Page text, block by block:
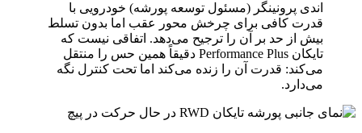
اندی پرونینگر (مسئول توسعه پورشه) خودرویی با
قدرت کافی برای چرخش محور عقب اما بدون تسلط
بیش از حد بر آن را ترجیح می‌دهد. اتفاقی نیست که
تایکان Performance Plus دقیقاً همین حس را منتقل
می‌کند: قدرت آن را زنده می‌کند اما تحت کنترل نگه
می‌دارد.